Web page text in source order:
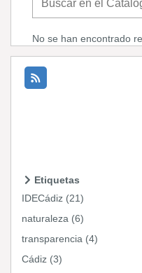
No se han encontrado
Etiquetas
IDECádiz (21)
naturaleza (6)
transparencia (4)
Cádiz (3)